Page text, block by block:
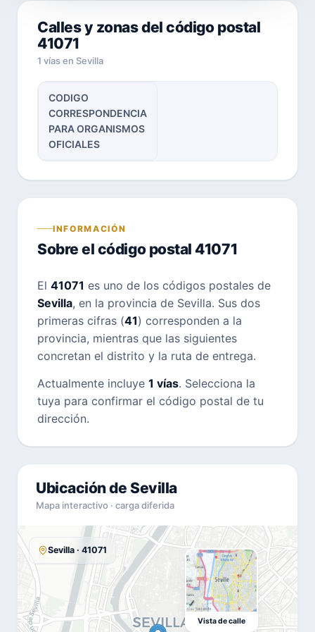
Calles y zonas del código postal
41071
1 vías en Sevilla
CODIGO
CORRESPONDENCIA
PARA ORGANISMOS
OFICIALES
INFORMACIÓN
Sobre el código postal 41071
El 41071 es uno de los códigos postales de
Sevilla, en la provincia de Sevilla. Sus dos
primeras cifras (41) corresponden a la
provincia, mientras que las siguientes
concretan el distrito y la ruta de entrega.
Actualmente incluye 1 vías. Selecciona la
tuya para confirmar el código postal de tu
dirección.
Ubicación de Sevilla
Mapa interactivo · carga diferida
Sevilla · 41071
Vista de calle